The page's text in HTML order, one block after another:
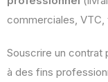
commerciales, VTC,
Souscrire un contrat
à des fins